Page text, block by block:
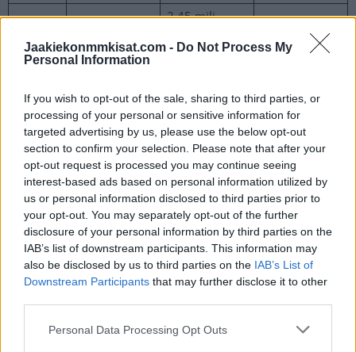
Jaakiekonmmkisat.com - Do Not Process My
Personal Information
If you wish to opt-out of the sale, sharing to third parties, or
processing of your personal or sensitive information for
targeted advertising by us, please use the below opt-out
section to confirm your selection. Please note that after your
opt-out request is processed you may continue seeing
interest-based ads based on personal information utilized by
us or personal information disclosed to third parties prior to
your opt-out. You may separately opt-out of the further
disclosure of your personal information by third parties on the
IAB’s list of downstream participants. This information may
also be disclosed by us to third parties on the IAB’s List of
Downstream Participants that may further disclose it to other
Personal Data Processing Opt Outs
2,45 milj.
2,65 milj.
JYP
2,5 milj. euroa 2,3 milj. euroa 1,6 milj. euroa
KooKoo 2,1 milj. euroa
1,85 milj.
euroa
1,6 milj. euroa
Ässät
2,1. milj.
euroa
2,0 milj. euroa
1,55 milj.
euroa
KalPa 2,1 milj. euroa
1,95 milj.
euroa
1,75 milj.
euroa
Jukurit 2,0 milj. euroa
1,75 milj.
euroa
1,45 milj.
euroa
euroa